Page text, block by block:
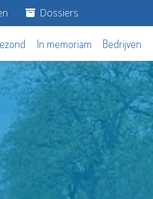
Dossiers
In memoriam Bedrijven